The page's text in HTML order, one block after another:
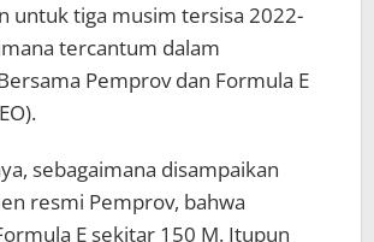
untuk tiga musim tersisa 2022-
tercantum dalam
Pemprov dan Formula E
sebagaimana disampaikan
resmi Pemprov, bahwa
E sekitar 150 M. Itupun